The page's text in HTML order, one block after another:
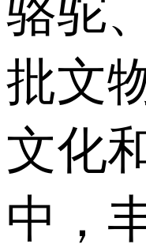
骆驼
批文
文化
中，